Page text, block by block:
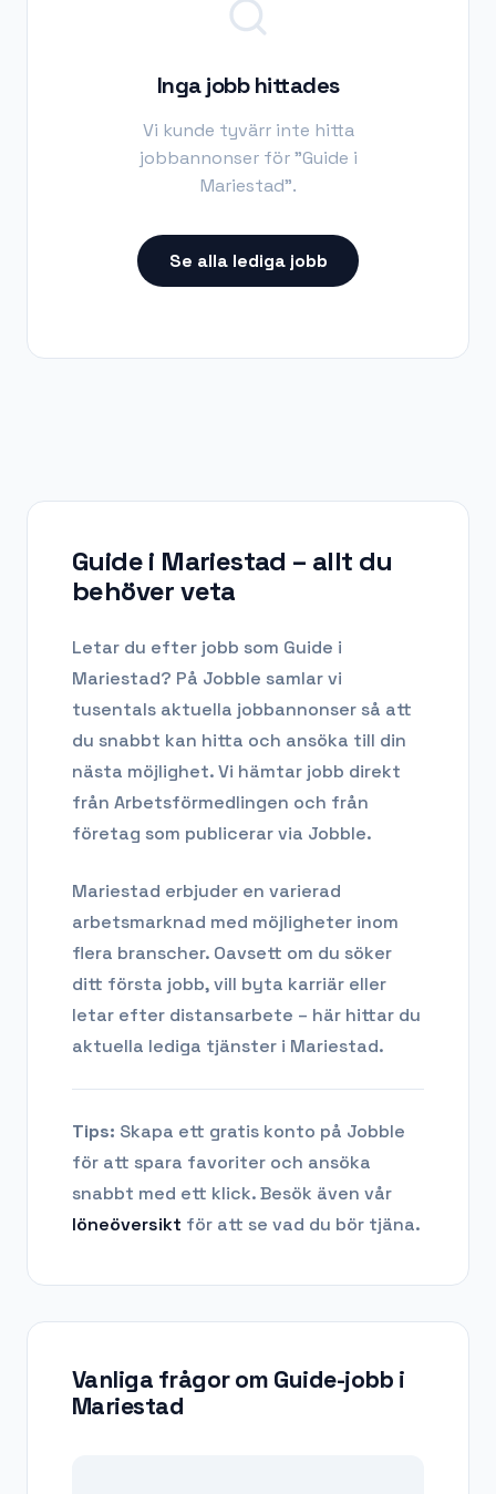
Inga jobb hittades
Vi kunde tyvärr inte hitta
jobbannonser för "Guide i
Mariestad".
Se alla lediga jobb
Guide i Mariestad – allt du
behöver veta
Letar du efter jobb som Guide i
Mariestad? På Jobble samlar vi
tusentals aktuella jobbannonser så att
du snabbt kan hitta och ansöka till din
nästa möjlighet. Vi hämtar jobb direkt
från Arbetsförmedlingen och från
företag som publicerar via Jobble.
Mariestad erbjuder en varierad
arbetsmarknad med möjligheter inom
flera branscher. Oavsett om du söker
ditt första jobb, vill byta karriär eller
letar efter distansarbete – här hittar du
aktuella lediga tjänster i Mariestad.
Tips: Skapa ett gratis konto på Jobble
för att spara favoriter och ansöka
snabbt med ett klick. Besök även vår
löneöversikt för att se vad du bör tjäna.
Vanliga frågor om Guide-jobb i
Mariestad